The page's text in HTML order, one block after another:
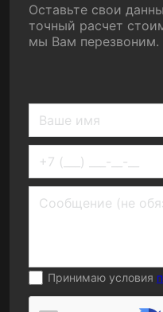
Оставьте свои
точный расчет
мы Вам перезвоним.
Принимаю условия